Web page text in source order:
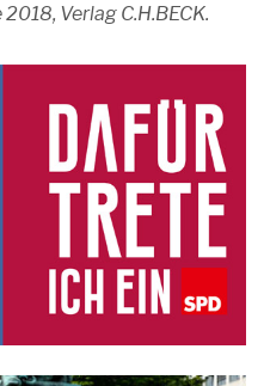
Verlag C.H.BECK.